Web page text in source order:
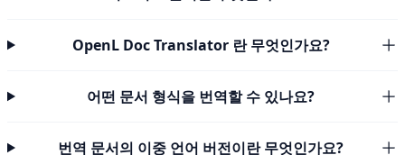
OpenL Doc Translator 란 무엇인가요?
어떤 문서 형식을 번역할 수 있나요?
번역 문서의 이중 언어 버전이란 무엇인가요?